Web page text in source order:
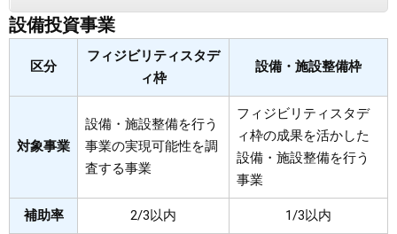
設備投資事業
区分
フィジビリティスタデ
ィ枠
設備・施設整備枠
対象事業
設備・施設整備を行う
事業の実現可能性を調
査する事業
フィジビリティスタデ
ィ枠の成果を活かした
設備・施設整備を行う
事業
補助率 2/3以内 1/3以内